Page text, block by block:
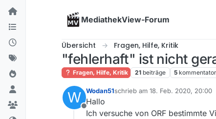
Skip to content
MediathekView-Forum
Übersicht Fragen, Hilfe, Kritik
"fehlerhaft" ist nicht
Fragen, Hilfe, Kritik 21 beiträge 5
W
Offline
Wodan51schrieb am 18. Feb. 2020, 20:00
zuletzt editiert von
Hallo
Ich versuche von ORF bestimmte